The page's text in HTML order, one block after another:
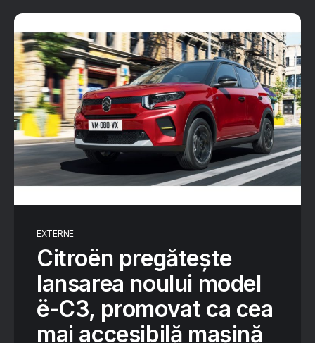
EXTERNE
Citroën pregătește
lansarea noului model
ë-C3, promovat ca cea
mai accesibilă mașină